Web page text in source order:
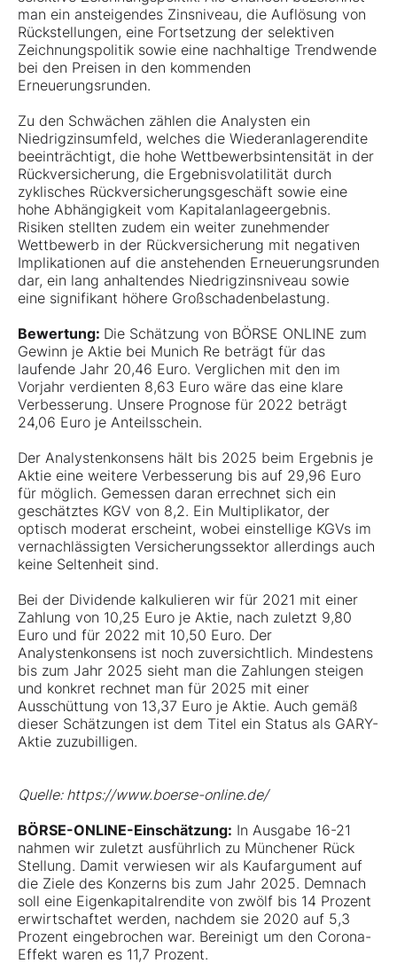
man ein ansteigendes Zinsniveau, die Auflösung von
Rückstellungen, eine Fortsetzung der selektiven
Zeichnungspolitik sowie eine nachhaltige Trendwende
bei den Preisen in den kommenden
Erneuerungsrunden.
Zu den Schwächen zählen die Analysten ein
Niedrigzinsumfeld, welches die Wiederanlagerendite
beeinträchtigt, die hohe Wettbewerbsintensität in der
Rückversicherung, die Ergebnisvolatilität durch
zyklisches Rückversicherungsgeschäft sowie eine
hohe Abhängigkeit vom Kapitalanlageergebnis.
Risiken stellten zudem ein weiter zunehmender
Wettbewerb in der Rückversicherung mit negativen
Implikationen auf die anstehenden Erneuerungsrunden
dar, ein lang anhaltendes Niedrigzinsniveau sowie
eine signifikant höhere Großschadenbelastung.
Bewertung: Die Schätzung von BÖRSE ONLINE zum
Gewinn je Aktie bei Munich Re beträgt für das
laufende Jahr 20,46 Euro. Verglichen mit den im
Vorjahr verdienten 8,63 Euro wäre das eine klare
Verbesserung. Unsere Prognose für 2022 beträgt
24,06 Euro je Anteilsschein.
Der Analystenkonsens hält bis 2025 beim Ergebnis je
Aktie eine weitere Verbesserung bis auf 29,96 Euro
für möglich. Gemessen daran errechnet sich ein
geschätztes KGV von 8,2. Ein Multiplikator, der
optisch moderat erscheint, wobei einstellige KGVs im
vernachlässigten Versicherungssektor allerdings auch
keine Seltenheit sind.
Bei der Dividende kalkulieren wir für 2021 mit einer
Zahlung von 10,25 Euro je Aktie, nach zuletzt 9,80
Euro und für 2022 mit 10,50 Euro. Der
Analystenkonsens ist noch zuversichtlich. Mindestens
bis zum Jahr 2025 sieht man die Zahlungen steigen
und konkret rechnet man für 2025 mit einer
Ausschüttung von 13,37 Euro je Aktie. Auch gemäß
dieser Schätzungen ist dem Titel ein Status als GARY-
Aktie zuzubilligen.
Quelle: https://www.boerse-online.de/
BÖRSE-ONLINE-Einschätzung: In Ausgabe 16-21
nahmen wir zuletzt ausführlich zu Münchener Rück
Stellung. Damit verwiesen wir als Kaufargument auf
die Ziele des Konzerns bis zum Jahr 2025. Demnach
soll eine Eigenkapitalrendite von zwölf bis 14 Prozent
erwirtschaftet werden, nachdem sie 2020 auf 5,3
Prozent eingebrochen war. Bereinigt um den Corona-
Effekt waren es 11,7 Prozent.